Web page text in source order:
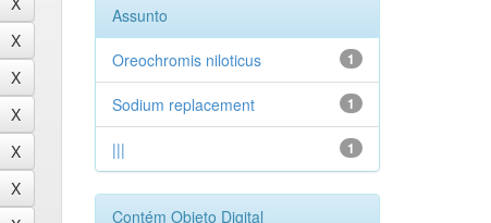
Assunto
1
Oreochromis niloticus
1
Sodium replacement
1
|||
Contém Objeto Digital